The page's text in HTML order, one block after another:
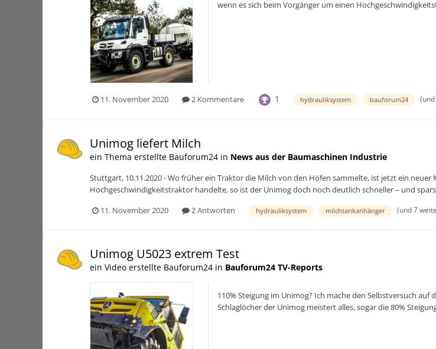
wenn es sich beim Vorgänger um einen
11. November 2020 2 Kommentare 1 hydrauliksystem bauforum24
Unimog liefert Milch
ein Thema erstellte Bauforum24 in News aus der Baumaschinen Industrie
Stuttgart, 10.11.2020 - Wo früher ein Traktor die Milch von den Höfen sammelte, ist jetzt ein
Hochgeschwindigkeitstraktor handelte, so ist der Unimog doch noch deutlich schneller – und
11. November 2020
2 Antworten hydrauliksystem milchtankanhänger (und 7
Unimog U5023 extrem Test
ein Video erstellte Bauforum24 in Bauforum24 TV-Reports
110% Steigung im Unimog? Ich mache den Selbstversuch auf
Schlaglöcher der Unimog meistert alles, sogar die 80%